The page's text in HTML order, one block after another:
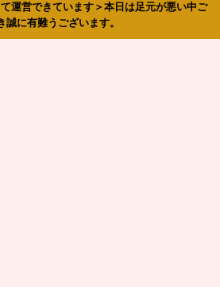
運営できています＞本日は足元が悪い中ご
誠に有難うございます。